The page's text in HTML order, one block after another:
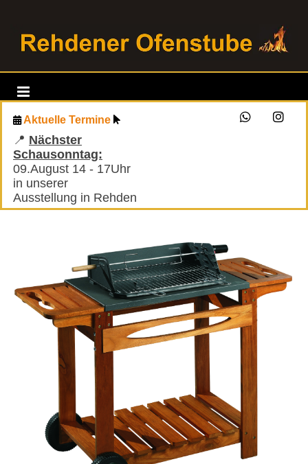
 Aktuelle Termine 
📍 Nächster
Schausonntag:
09.August 14 - 17Uhr
in unserer
Ausstellung in Rehden